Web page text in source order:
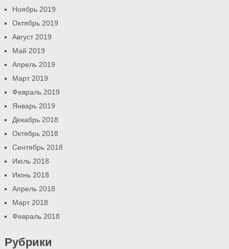
Ноябрь 2019
Октябрь 2019
Август 2019
Май 2019
Апрель 2019
Март 2019
Февраль 2019
Январь 2019
Декабрь 2018
Октябрь 2018
Сентябрь 2018
Июль 2018
Июнь 2018
Апрель 2018
Март 2018
Февраль 2018
Рубрики